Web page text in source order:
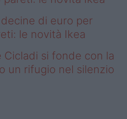
di euro per
le novità Ikea
Cicladi si fonde con la
un rifugio nel silenzio